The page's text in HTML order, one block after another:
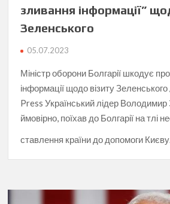
зливання інформації”
Зеленського
05.07.2023
Міністр оборони Болгарії шкодує
інформації щодо візиту
Press Український лідер
ймовірно, поїхав до Болгарії на тлі
ставлення країни до допомоги